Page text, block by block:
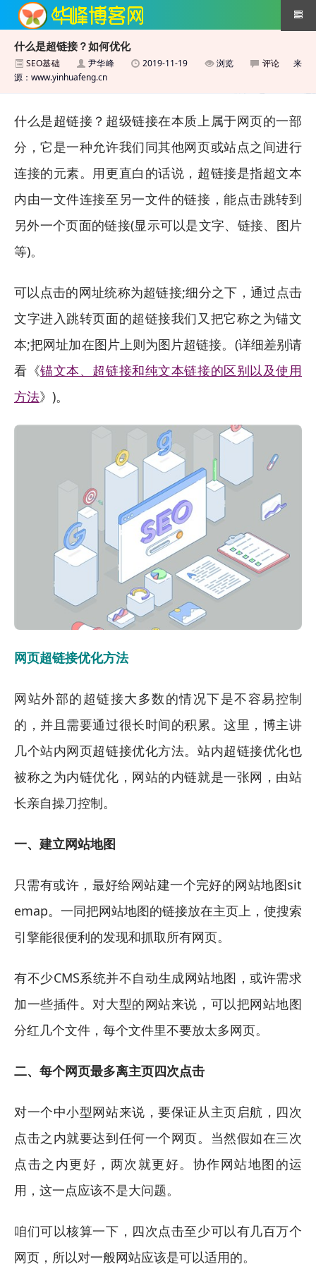
搜索引擎优化技术
什么是超链接？如何优化
SEO基础 尹华峰 2019-11-19 浏览 评论
来
源：www.yinhuafeng.cn
什么是超链接？超级链接在本质上属于网页的一部
分，它是一种允许我们同其他网页或站点之间进行
连接的元素。用更直白的话说，超链接是指超文本
内由一文件连接至另一文件的链接，能点击跳转到
另外一个页面的链接(显示可以是文字、链接、图片
等)。
可以点击的网址统称为超链接;细分之下，通过点击
文字进入跳转页面的超链接我们又把它称之为锚文
本;把网址加在图片上则为图片超链接。(详细差别请
看《锚文本、超链接和纯文本链接的区别以及使用
方法》)。
网页超链接优化方法
网站外部的超链接大多数的情况下是不容易控制
的，并且需要通过很长时间的积累。这里，博主讲
几个站内网页超链接优化方法。站内超链接优化也
被称之为内链优化，网站的内链就是一张网，由站
长亲自操刀控制。
一、建立网站地图
只需有或许，最好给网站建一个完好的网站地图sit
emap。一同把网站地图的链接放在主页上，使搜索
引擎能很便利的发现和抓取所有网页。
有不少CMS系统并不自动生成网站地图，或许需求
加一些插件。对大型的网站来说，可以把网站地图
分红几个文件，每个文件里不要放太多网页。
二、每个网页最多离主页四次点击
对一个中小型网站来说，要保证从主页启航，四次
点击之内就要达到任何一个网页。当然假如在三次
点击之内更好，两次就更好。协作网站地图的运
用，这一点应该不是大问题。
咱们可以核算一下，四次点击至少可以有几百万个
网页，所以对一般网站应该是可以适用的。